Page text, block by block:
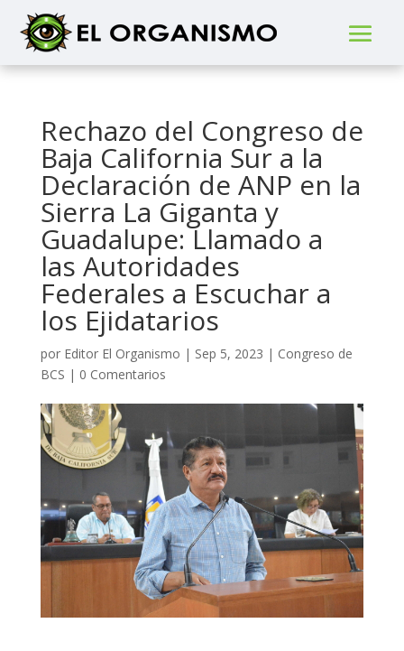
Rechazo del Congreso de
Baja California Sur a la
Declaración de ANP en la
Sierra La Giganta y
Guadalupe: Llamado a
las Autoridades
Federales a Escuchar a
los Ejidatarios
por Editor El Organismo | Sep 5, 2023 | Congreso de
BCS | 0 Comentarios